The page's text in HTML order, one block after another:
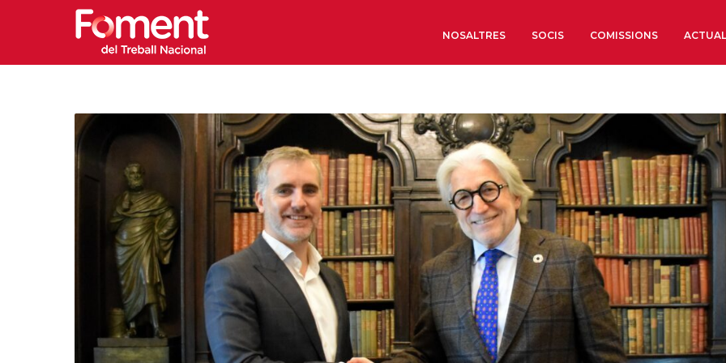
NOSALTRES
Òrgans de Govern
Òrgans Consultius
Estructura Executiva
Institut d’Estudis
Societat Barcelonesa
Econòmics i Socials
Organitzacions
Organitzacions
Coneix més
SOCIS COMISSIONS